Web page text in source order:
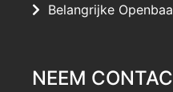
Belangrijke
NEEM